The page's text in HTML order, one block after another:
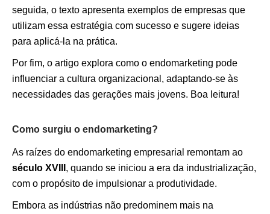
seguida, o texto apresenta exemplos de empresas que
utilizam essa estratégia com sucesso e sugere ideias
para aplicá-la na prática.
Por fim, o artigo explora como o endomarketing pode
influenciar a cultura organizacional, adaptando-se às
necessidades das gerações mais jovens. Boa leitura!
Como surgiu o endomarketing?
As raízes do endomarketing empresarial remontam ao
século XVIII , quando se iniciou a era da industrialização,
com o propósito de impulsionar a produtividade.
Embora as indústrias não predominem mais na